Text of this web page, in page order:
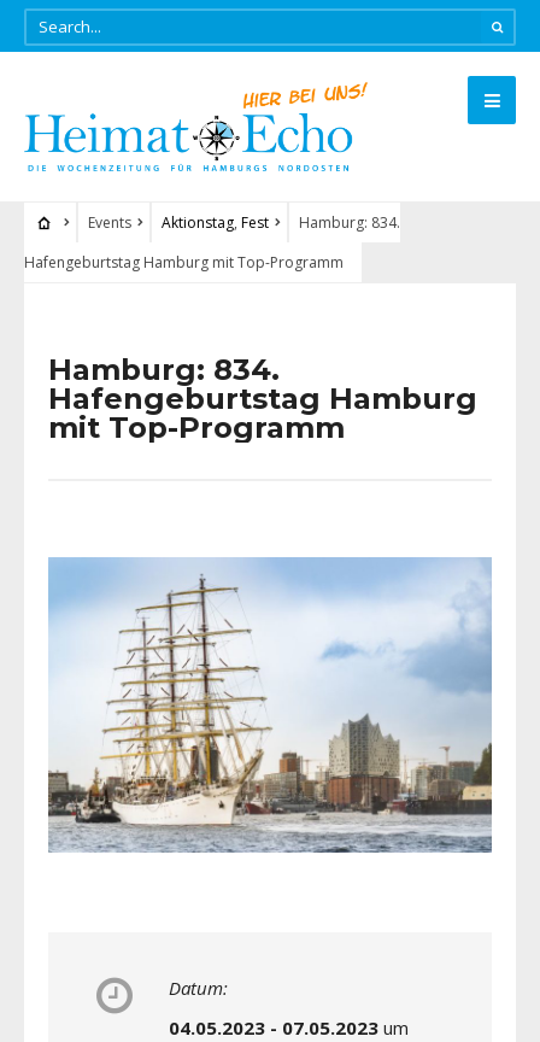
Events Aktionstag, Fest
Hamburg: 834.
Hafengeburtstag Hamburg mit Top-Programm
Hamburg: 834.
Hafengeburtstag Hamburg
mit Top-Programm
Datum:
04.05.2023 - 07.05.2023 um